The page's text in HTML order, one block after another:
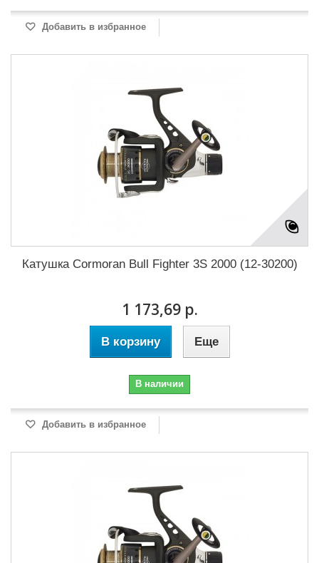
Добавить в избранное
Катушка Cormoran Bull Fighter 3S 2000 (12-30200)
1 173,69 р.
В корзину Еще
В наличии
Добавить в избранное